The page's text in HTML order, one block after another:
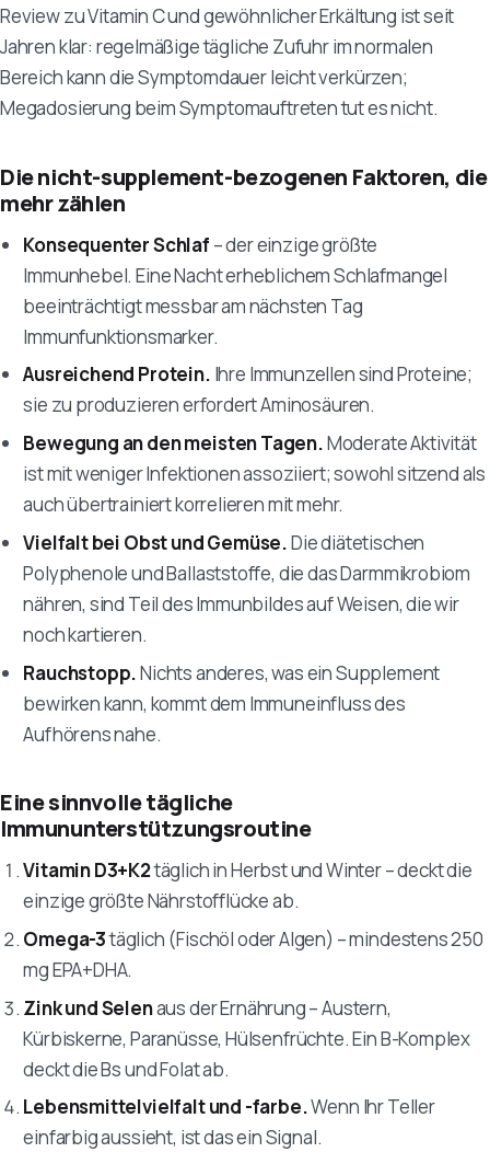
Review zu Vitamin C und gewöhnlicher Erkältung ist seit
Jahren klar: regelmäßige tägliche Zufuhr im normalen
Bereich kann die Symptomdauer leicht verkürzen;
Megadosierung beim Symptomauftreten tut es nicht.
Die nicht-supplement-bezogenen Faktoren, die
mehr zählen
Konsequenter Schlaf – der einzige größte
Immunhebel. Eine Nacht erheblichem Schlafmangel
beeinträchtigt messbar am nächsten Tag
Immunfunktionsmarker.
Ausreichend Protein. Ihre Immunzellen sind Proteine;
sie zu produzieren erfordert Aminosäuren.
Bewegung an den meisten Tagen.Moderate Aktivität
ist mit weniger Infektionen assoziiert; sowohl sitzend als
auch übertrainiert korrelieren mit mehr.
Vielfalt bei Obst und Gemüse.Die diätetischen
Polyphenole und Ballaststoffe, die das Darmmikrobiom
nähren, sind Teil des Immunbildes auf Weisen, die wir
noch kartieren.
Rauchstopp.Nichts anderes, was ein Supplement
bewirken kann, kommt dem Immuneinfluss des
Aufhörens nahe.
Eine sinnvolle tägliche
Immununterstützungsroutine
Vitamin D3+K2täglich in Herbst und Winter – deckt die
einzige größte Nährstofflücke ab.
Omega-3täglich (Fischöl oder Algen) – mindestens 250
mg EPA+DHA.
Zink und Selenaus der Ernährung – Austern,
Kürbiskerne, Paranüsse, Hülsenfrüchte. Ein B-Komplex
deckt die Bs und Folat ab.
Lebensmittelvielfalt und -farbe.Wenn Ihr Teller
einfarbig aussieht, ist das ein Signal.